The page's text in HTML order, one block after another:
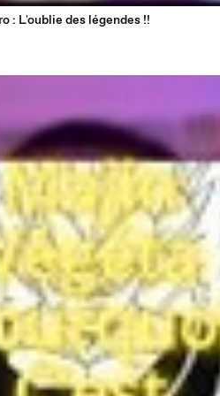
: L'oublie des légendes !!